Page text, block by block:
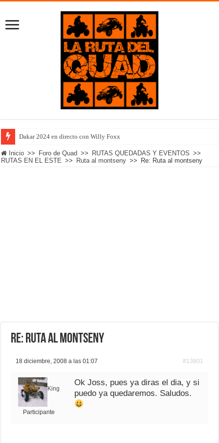
Dakar 2024 en directo con Willy Foxx
Inicio >> Foro de Quad >> RUTAS QUEDADAS Y EVENTOS >>
RUTAS EN EL ESTE >> Ruta al montseny >> Re: Ruta al montseny
Re: Ruta al montseny
18 diciembre, 2008 a las 01:07 #13801
King
Participante
Ok Joss, pues ya diras el dia, y si
puedo ya quedaremos. Saludos.